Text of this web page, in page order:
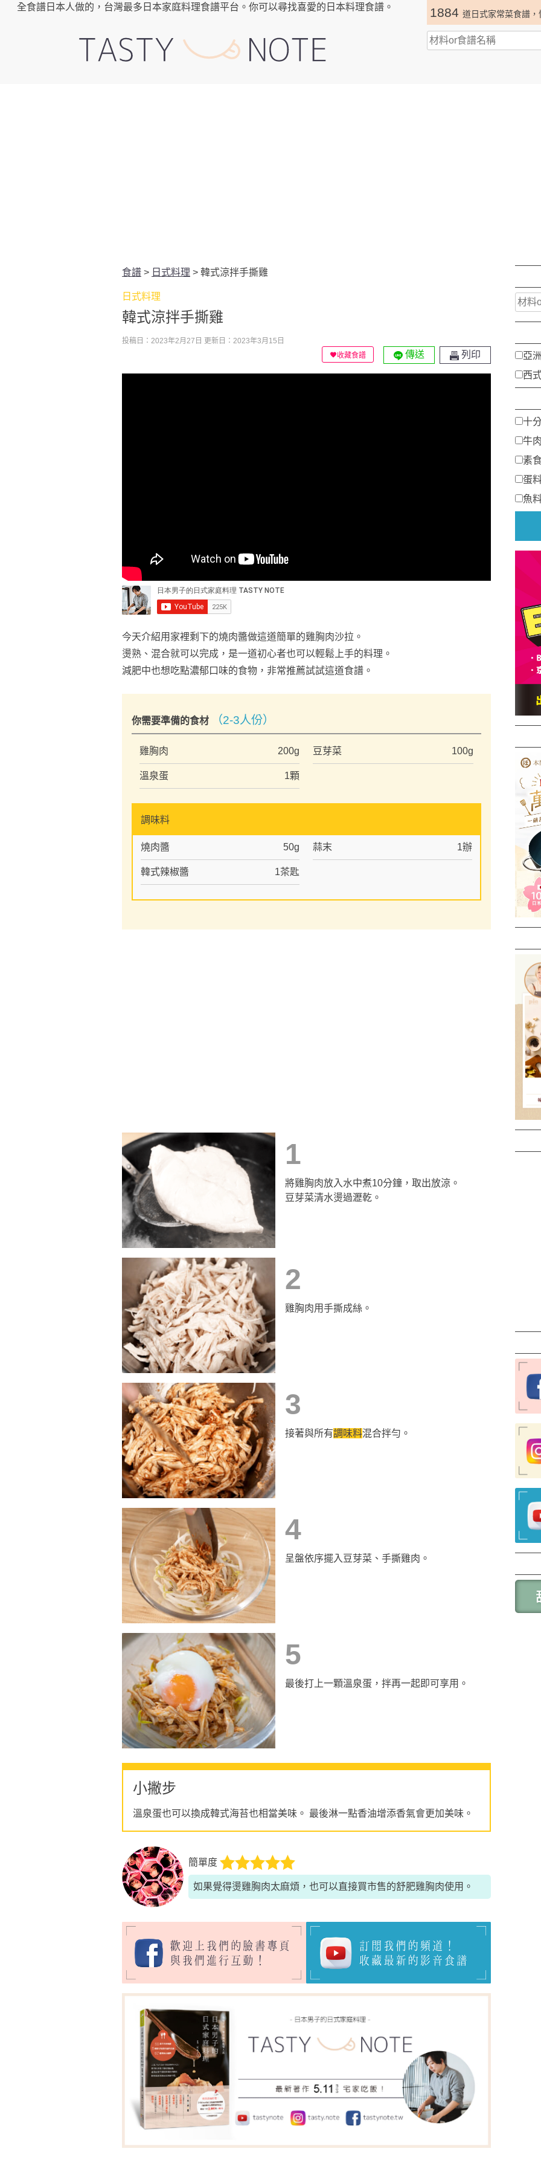
全食譜日本人做的，台灣最多日本家庭料理食譜平台。你可以尋找喜愛的日本料理食譜。 1884 道日式家常菜食譜，
食譜 > 日式料理 > 韓式涼拌手撕雞
日式料理
韓式涼拌手撕雞
投稿日：2023年2月27日 更新日：2023年3月15日
收藏食譜
傳送 列印
今天介紹用家裡剩下的燒肉醬做這道簡單的雞胸肉沙拉。
燙熟、混合就可以完成，是一道初心者也可以輕鬆上手的料理。
減肥中也想吃點濃郁口味的食物，非常推薦試試這道食譜。
你需要準備的食材 （2-3人份）
雞胸肉 200g 豆芽菜 100g
溫泉蛋 1顆
調味料
燒肉醬 50g 蒜末 1辦
韓式辣椒醬 1茶匙
1
將雞胸肉放入水中煮10分鐘，取出放涼。
豆芽菜清水燙過瀝乾。
2
雞胸肉用手撕成絲。
3
接著與所有調味料混合拌勻。
4
呈盤依序擺入豆芽菜、手撕雞肉。
5
最後打上一顆溫泉蛋，拌再一起即可享用。
小撇步
溫泉蛋也可以換成韓式海苔也相當美味。 最後淋一點香油增添香氣會更加美味。
簡單度
如果覺得燙雞胸肉太麻煩，也可以直接買市售的舒肥雞胸肉使用。
亞
西
十
牛
素
蛋
魚